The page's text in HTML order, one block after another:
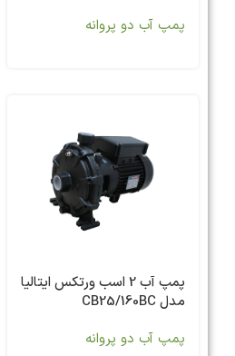
پمپ آب دو پروانه
پمپ آب 2 اسب ورتکس ایتالیا
مدل CB25/160BC
پمپ آب دو پروانه